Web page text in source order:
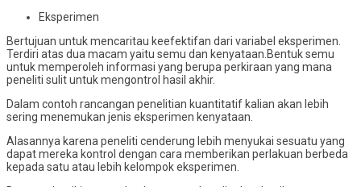
Eksperimen
Bertujuan untuk mencaritau keefektifan dari variabel eksperimen.
Terdiri atas dua macam yaitu semu dan kenyataan.Bentuk semu
untuk memperoleh informasi yang berupa perkiraan yang mana
peneliti sulit untuk mengontrol hasil akhir.
Dalam contoh rancangan penelitian kuantitatif kalian akan lebih
sering menemukan jenis eksperimen kenyataan.
Alasannya karena peneliti cenderung lebih menyukai sesuatu yang
dapat mereka kontrol dengan cara memberikan perlakuan berbeda
kepada satu atau lebih kelompok eksperimen.